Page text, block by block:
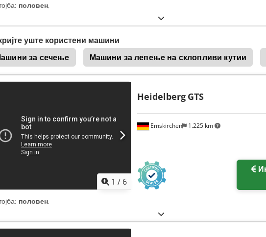
половен,
уште користени машини
за сечење
Машини за лепење на склопливи кутии
1 / 6
Emskirchen 1.225 km
Heidelberg GTS
половен,